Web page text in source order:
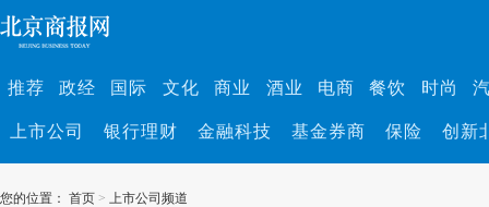
推荐 政经 国际 文化 商业 酒业 电商 餐饮 时尚
上市公司 银行理财 金融科技 基金券商 保险 创新
您的位置： 首页 > 上市公司频道